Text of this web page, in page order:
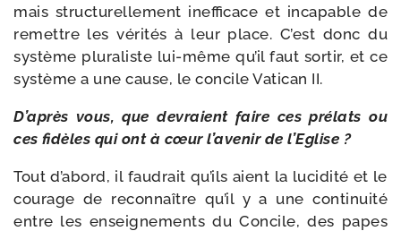
mais struc­tu­rel­le­ment inef­fi­cace et inca­pable de
remettre les véri­tés à leur place. C’est donc du
sys­tème plu­ra­liste lui-​même qu’il faut sor­tir, et ce
sys­tème a une cause, le concile Vatican II.
D’après vous, que devraient faire ces pré­lats ou
ces fidèles qui ont à cœur l’avenir de l’Eglise ?
Tout d’abord, il fau­drait qu’ils aient la luci­di­té et le
cou­rage de recon­naître qu’il y a une conti­nui­té
entre les ensei­gne­ments du Concile, des papes